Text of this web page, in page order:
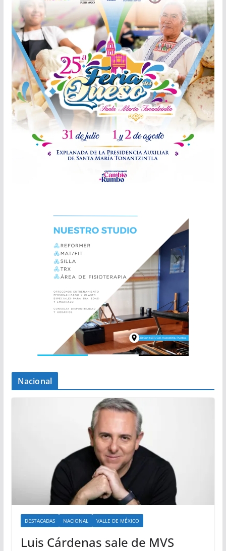
Nacional
DESTACADAS NACIONAL VALLE DE MÉXICO
Luis Cárdenas sale de MVS